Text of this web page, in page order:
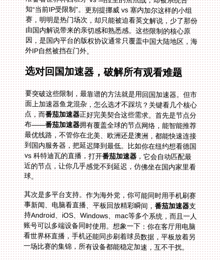
外IP自然被挡在门外。
选对回国加速器，破解所有观看难题
要突破这些限制，最靠谱的方法就是用回国加速器。但市
面上加速器鱼龙混杂，怎么选才不踩坑？关键看几个核心
点，而番茄加速器正好完美契合这些需求。首先是节点分
布——番茄加速器拥有覆盖全球的节点网络，能智能推荐
最优线路，不管你在北美、欧洲还是澳洲，都能快速连接
到国内服务器，把延迟降到最低。比如你在纽约想看德国
vs 科特迪瓦的直播，打开番茄加速器，它会自动匹配最
近的节点，让你几乎感觉不到延迟，仿佛坐在国内家里看
球。
其次是多平台支持。作为海外党，你可能同时用手机刷赛
事新闻、电脑看直播、平板回放精彩瞬间，番茄加速器支
持Android、iOS、Windows、mac等多个系统，而且一人
账号可以多端设备同时使用。想象一下：你在客厅用电脑
看世界杯直播，手机还能同步刷着球员数据，平板放着另
一场比赛的集锦，所有设备都能稳定加速，互不干扰。